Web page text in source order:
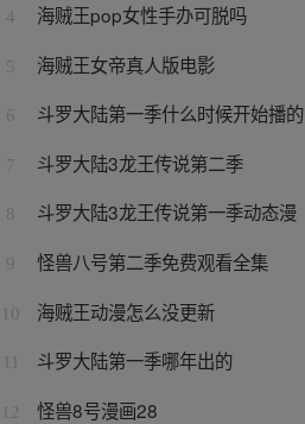
4 海贼王pop女性手办可脱吗
5 海贼王女帝真人版电影
6 斗罗大陆第一季什么时候开始播的
7 斗罗大陆3龙王传说第二季
8 斗罗大陆3龙王传说第一季动态漫
9 怪兽八号第二季免费观看全集
10 海贼王动漫怎么没更新
斗罗大陆第一季哪年出的
12 怪兽8号漫画28